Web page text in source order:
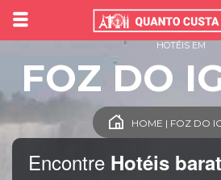
Encontre Hotéis
HOTÉIS EM
FOZ DO
HOME | FOZ DO